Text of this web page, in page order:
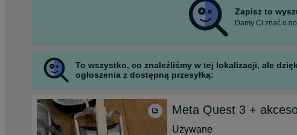
Zapisz to
Damy Ci znać o
To wszystko, co znaleźliśmy w tej lokalizacji, ale
ogłoszenia z dostępną przesyłką:
Meta Quest 3 +
Używane